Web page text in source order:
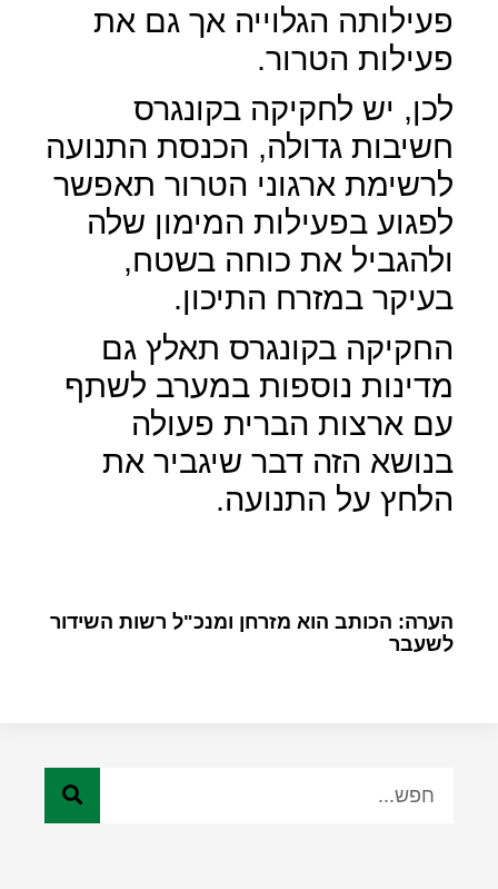
פעילותה הגלוייה אך גם את
פעילות הטרור.
לכן, יש לחקיקה בקונגרס
חשיבות גדולה, הכנסת התנועה
לרשימת ארגוני הטרור תאפשר
לפגוע בפעילות המימון שלה
ולהגביל את כוחה בשטח,
בעיקר במזרח התיכון.
החקיקה בקונגרס תאלץ גם
מדינות נוספות במערב לשתף
עם ארצות הברית פעולה
בנושא הזה דבר שיגביר את
הלחץ על התנועה.
הערה: הכותב הוא מזרחן ומנכ"ל רשות השידור
לשעבר